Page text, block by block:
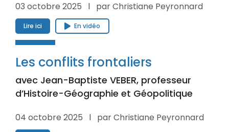
03 octobre 2025 l par Christiane Peyronnard
Lire ici En vidéo
Les conflits frontaliers
avec Jean-Baptiste VEBER, professeur
d’Histoire-Géographie et Géopolitique
04 octobre 2025 l par Christiane Peyronnard